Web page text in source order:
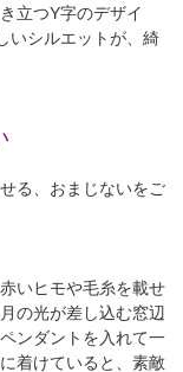
立つY字のデザイ
いシルエットが、綺
る、おまじないをご
いヒモや毛糸を載せ
の光が差し込む窓辺
ンダントを入れて一
着けていると、素敵